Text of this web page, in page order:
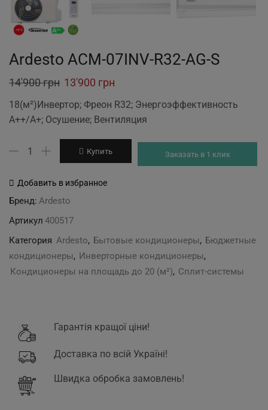
Ardesto ACM-07INV-R32-AG-S
14'900грн Original
was:
13'900 грн
price
is:
18(м²)Инвертор; Фреон R32; Энергоэффективность
A++/A+; Осушение; Вентиляция
Количество
Ardesto
07INV-
R32-
AG-
S
Купить Заказать в 1 клик
Добавить в избранное
Бренд: Ardesto
Артикул 400517
Категория Ardesto, Бытовые кондиционеры, Бюджетные
кондиционеры, Инверторные кондиционеры,
Кондиционеры на площадь до 20 (м²), Сплит-системы
Гарантія кращої ціни!
Доставка по всій Україні!
Швидка обробка замовлень!